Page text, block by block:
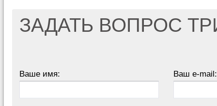
ЗАДАТЬ ВОПРОС
Ваше имя: Ваш e-mail: